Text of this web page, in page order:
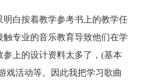
白按着教学参考书上的教学任
专业的音乐教育导致他们在学
上的设计资料太多了，(基本
戏活动等。因此我把学习歌曲